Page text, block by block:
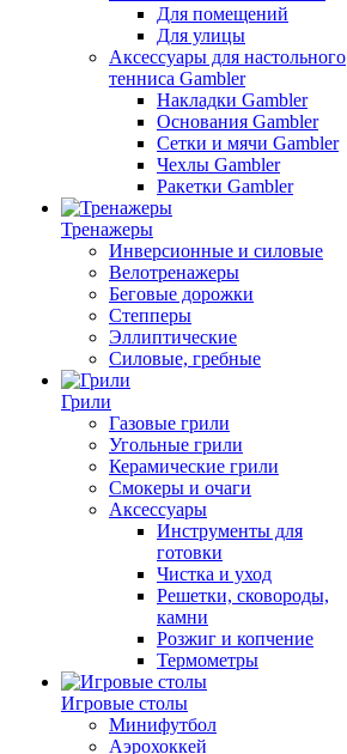
Для помещений
Для улицы
Аксессуары для настольного
тенниса Gambler
Накладки Gambler
Основания Gambler
Сетки и мячи Gambler
Чехлы Gambler
Ракетки Gambler
Тренажеры
Инверсионные и силовые
Велотренажеры
Беговые дорожки
Степперы
Эллиптические
Силовые, гребные
Грили
Газовые грили
Угольные грили
Керамические грили
Смокеры и очаги
Аксессуары
Инструменты для
готовки
Чистка и уход
Решетки, сковороды,
камни
Розжиг и копчение
Термометры
Игровые столы
Минифутбол
Аэрохоккей